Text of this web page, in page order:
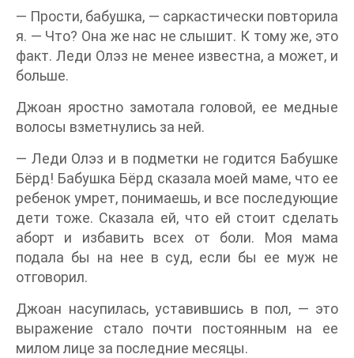
— Прости, бабушка, — саркастически повторила
я. — Что? Она же нас не слышит. К тому же, это
факт. Леди Олэз не менее известна, а может, и
больше.
Джоан яростно замотала головой, ее медные
волосы взметнулись за ней.
— Леди Олэз и в подметки не годится Бабушке
Бёрд! Бабушка Бёрд сказала моей маме, что ее
ребенок умрет, понимаешь, и все последующие
дети тоже. Сказала ей, что ей стоит сделать
аборт и избавить всех от боли. Моя мама
подала бы на нее в суд, если бы ее муж не
отговорил.
Джоан насупилась, уставившись в пол, — это
выражение стало почти постоянным на ее
милом лице за последние месяцы.